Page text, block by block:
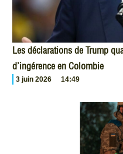
Les déclarations de Trump
d’ingérence en Colombie
3 juin 2026 14:49